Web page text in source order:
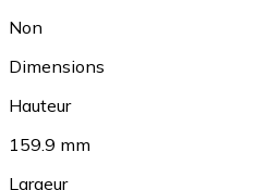
Non
Dimensions
Hauteur
159.9 mm
Largeur